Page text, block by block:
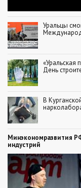
Уральцы
«Уральская
День
В
Минэкономразвития
индустрий